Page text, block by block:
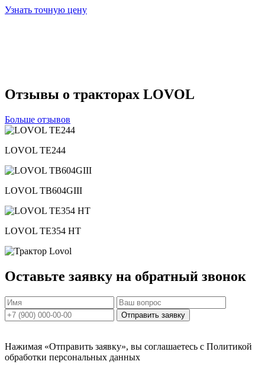
Узнать точную цену
Отзывы о тракторах LOVOL
Больше отзывов
LOVOL TE244
LOVOL TB604GIII
LOVOL TE354 HT
Оставьте заявку на обратный звонок
Нажимая «Отправить заявку», вы соглашаетесь с Политикой
обработки персональных данных